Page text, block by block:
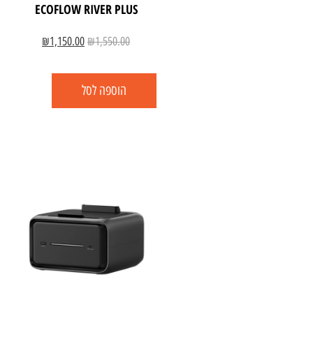
ECOFLOW RIVER PLUS
₪1,550.00
₪1,150.00
הוספה לסל